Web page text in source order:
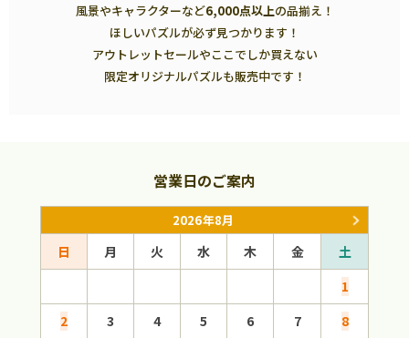
風景やキャラクターなど6,000点以上の品揃え！
ほしいパズルが必ず見つかります！
アウトレットセールやここでしか買えない
限定オリジナルパズルも販売中です！
営業日のご案内
2026年8月
日 月 火 水 木 金
土
1
2
3 4 5 6 7
8